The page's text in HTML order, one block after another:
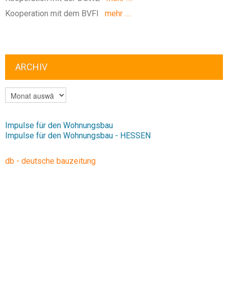
Kooperation mit dem BVFI
mehr ….
ARCHIV
ARCHIV
Impulse für den Wohnungsbau
Impulse für den Wohnungsbau - HESSEN
db - deutsche bauzeitung